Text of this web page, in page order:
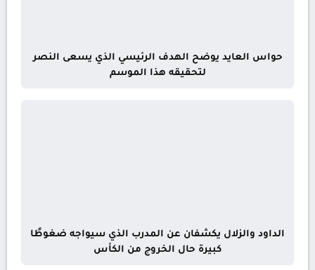
حواس العايد يوضح الهدف الرئيسي الذي يسعى النصر
لتحقيقه هذا الموسم
الداود والزلال يكشفان عن المدرب الذي سيواجه ضغوطًا
كبيرة حال الخروج من الكأس